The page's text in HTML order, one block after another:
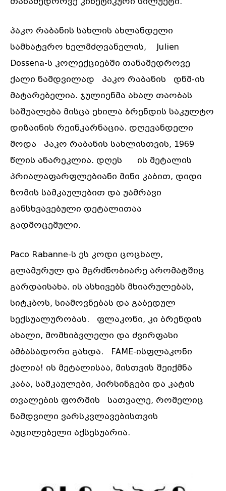
პაკო რაბანის სახლის ახლანდელი
სამხატვრო ხელმძღვანელის, Julien
Dossena-ს კოლექციებში თანამედროვე
ქალი ნამდვილად პაკო რაბანის დნმ-ის
მატარებელია. ჯულიენმა ახალ თაობას
საშუალება მისცა ეხილა ბრენდის საკულტო
დიზაინის რეინკარნაცია. დღევანდელი
მოდა პაკო რაბანის სახლისთვის, 1969
წლის ანარეკლია. დღეს ის მეტალის
პრიალაფარფლებიანი მინი კაბით, დიდი
ზომის სამკაულებით და უამრავი
განსხვავებული დეტალითაა
გადმოცემული.
Paco Rabanne-ს ეს კოდი ცოცხალ,
გლამურულ და მგრძნობიარე არომატშიც
გარდაისახა. ის ასხივებს მხიარულებას,
სიტკბოს, სიამოვნებას და გაბედულ
სექსუალურობას. ფლაკონი, კი ბრენდის
ახალი, მომხიბვლელი და ძვირფასი
ამბასადორი გახდა. FAME-ისფლაკონი
ქალია! ის მეტალისაა, მისთვის შეიქმნა
კაბა, სამკაულები, პირსინგები და კატის
თვალების ფორმის სათვალე, რომელიც
ნამდვილი ვარსკვლავებისთვის
აუცილებელი აქსესუარია.